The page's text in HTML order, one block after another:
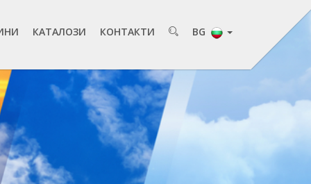
КАТАЛОЗИ КОНТАКТИ BG